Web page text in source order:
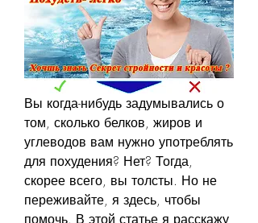
Вы когда-нибудь задумывались о
том, сколько белков, жиров и
углеводов вам нужно употреблять
для похудения? Нет? Тогда,
скорее всего, вы толсты. Но не
переживайте, я здесь, чтобы
помочь. В этой статье я расскажу